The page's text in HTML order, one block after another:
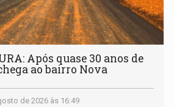
Após quase 30 anos de
ao bairro Nova
de 2026 às 16:49